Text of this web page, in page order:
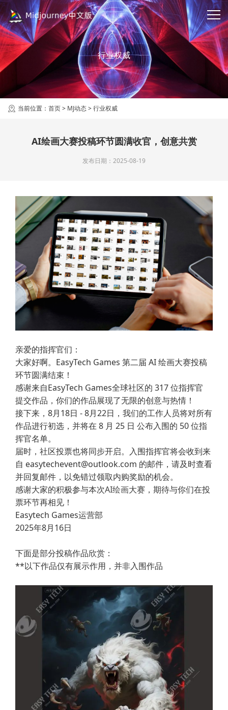
行业权威
当前位置： 首页> MJ动态>行业权威
AI绘画大赛投稿环节圆满收官，创意共赏
发布日期：2025-08-19
亲爱的指挥官们：
大家好啊。EasyTech Games 第二届 AI 绘画大赛投稿
环节圆满结束！
感谢来自EasyTech Games全球社区的 317 位指挥官
提交作品，你们的作品展现了无限的创意与热情！
接下来，8月18日 - 8月22日，我们的工作人员将对所有
作品进行初选，并将在 8 月 25 日 公布入围的 50 位指
挥官名单。
届时，社区投票也将同步开启。入围指挥官将会收到来
自 easytechevent@outlook.com 的邮件，请及时查看
并回复邮件，以免错过领取内购奖励的机会。
感谢大家的积极参与本次AI绘画大赛，期待与你们在投
票环节再相见！
Easytech Games运营部
2025年8月16日
下面是部分投稿作品欣赏：
**以下作品仅有展示作用，并非入围作品